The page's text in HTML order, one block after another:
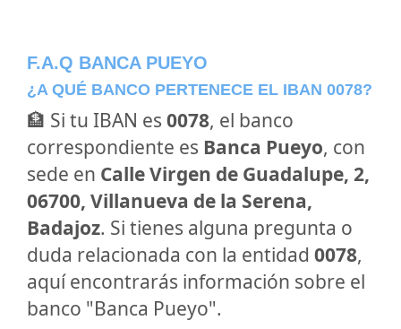
F.A.Q BANCA PUEYO
¿A QUÉ BANCO PERTENECE EL IBAN 0078?
🏦 Si tu IBAN es 0078, el banco
correspondiente es Banca Pueyo, con
sede en Calle Virgen de Guadalupe, 2,
06700, Villanueva de la Serena,
Badajoz. Si tienes alguna pregunta o
duda relacionada con la entidad 0078,
aquí encontrarás información sobre el
banco "Banca Pueyo".